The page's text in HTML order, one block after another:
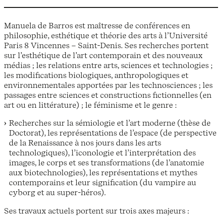
Manuela de Barros est maîtresse de conférences en
philosophie, esthétique et théorie des arts à l’Université
Paris 8 Vincennes – Saint-Denis. Ses recherches portent
sur l’esthétique de l’art contemporain et des nouveaux
médias ; les relations entre arts, sciences et technologies ;
les modifications biologiques, anthropologiques et
environnementales apportées par les technosciences ; les
passages entre sciences et constructions fictionnelles (en
art ou en littérature) ; le féminisme et le genre :
Recherches sur la sémiologie et l’art moderne (thèse de
Doctorat), les représentations de l’espace (de perspective
de la Renaissance à nos jours dans les arts
technologiques), l’iconologie et l’interprétation des
images, le corps et ses transformations (de l’anatomie
aux biotechnologies), les représentations et mythes
contemporains et leur signification (du vampire au
cyborg et au super-héros).
Ses travaux actuels portent sur trois axes majeurs :